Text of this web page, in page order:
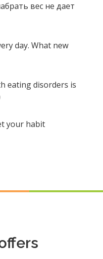
вес не дает
day. What new
eating disorders is
your habit